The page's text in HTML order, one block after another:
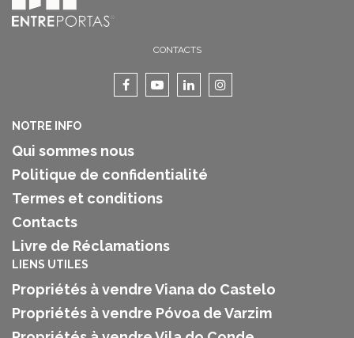
CONTACTS
NOTRE INFO
Qui sommes nous
Politique de confidentialité
Termes et conditions
Contacts
Livre de Réclamations
LIENS UTILES
Propriétés à vendre Viana do Castelo
Propriétés à vendre Póvoa de Varzim